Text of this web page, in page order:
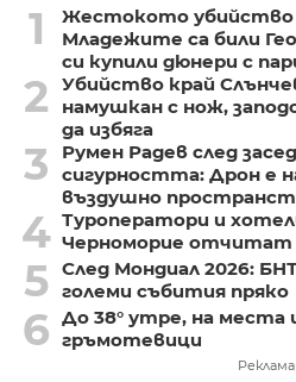
1
Жестокото убийство
Младежите са били
си купили дюнери с
2
Убийство край
намушкан с нож,
да избяга
3
Румен Радев след
сигурността: Дрон е
въздушно
4 Туроператори и
Черноморие отчитат
5 След Мондиал 2026:
големи събития пряко
6 До 38° утре, на места
гръмотевици
Реклама